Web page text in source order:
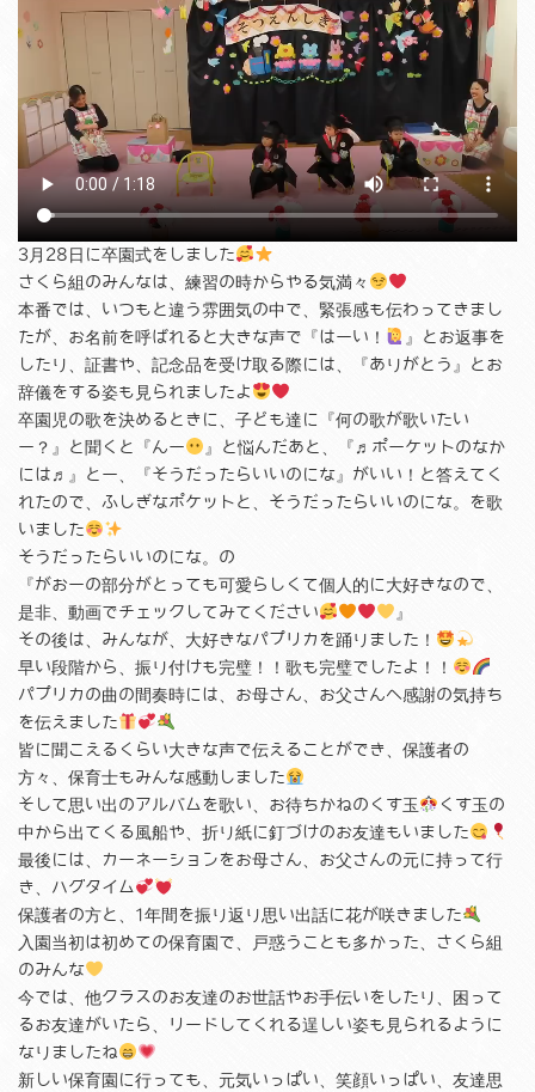
3月28日に卒園式をしました
さくら組のみんなは、練習の時からやる気満々
本番では、いつもと違う雰囲気の中で、緊張感も伝わってきまし
たが、お名前を呼ばれると大きな声で『はーい！
』とお返事を
したり、証書や、記念品を受け取る際には、『ありがとう』とお
辞儀をする姿も見られましたよ
卒園児の歌を決めるときに、子ども達に『何の歌が歌いたい
ー？』と聞くと『んー
』と悩んだあと、『♬ポーケットのなか
には♬』とー、『そうだったらいいのにな』がいい！と答えてく
れたので、ふしぎなポケットと、そうだったらいいのにな。を歌
いました
そうだったらいいのにな。の
『がおーの部分がとっても可愛らしくて個人的に大好きなので、
是非、動画でチェックしてみてください
』
その後は、みんなが、大好きなパプリカを踊りました！
早い段階から、振り付けも完璧！！歌も完璧でしたよ！！
パプリカの曲の間奏時には、お母さん、お父さんへ感謝の気持ち
を伝えました
皆に聞こえるくらい大きな声で伝えることができ、保護者の
方々、保育士もみんな感動しました
そして思い出のアルバムを歌い、お待ちかねのくす玉
くす玉の
中から出てくる風船や、折り紙に釘づけのお友達もいました
最後には、カーネーションをお母さん、お父さんの元に持って行
き、ハグタイム
保護者の方と、1年間を振り返り思い出話に花が咲きました
入園当初は初めての保育園で、戸惑うことも多かった、さくら組
のみんな
今では、他クラスのお友達のお世話やお手伝いをしたり、困って
るお友達がいたら、リードしてくれる逞しい姿も見られるように
なりましたね
新しい保育園に行っても、元気いっぱい、笑顔いっぱい、友達思